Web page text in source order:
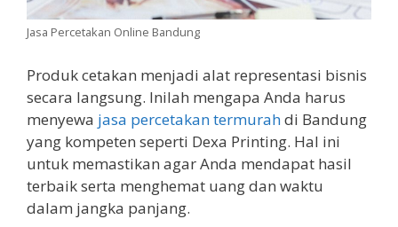
Jasa Percetakan Online Bandung
Produk cetakan menjadi alat representasi bisnis
secara langsung. Inilah mengapa Anda harus
menyewa jasa percetakan termurahdi Bandung
yang kompeten seperti Dexa Printing. Hal ini
untuk memastikan agar Anda mendapat hasil
terbaik serta menghemat uang dan waktu
dalam jangka panjang.